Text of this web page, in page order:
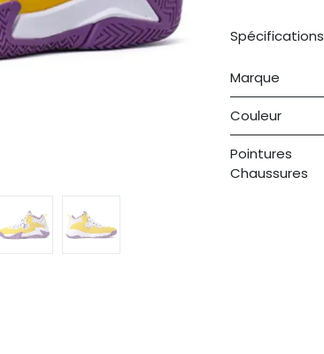
Spécifications
Marque
Couleur
Pointures
Chaussures